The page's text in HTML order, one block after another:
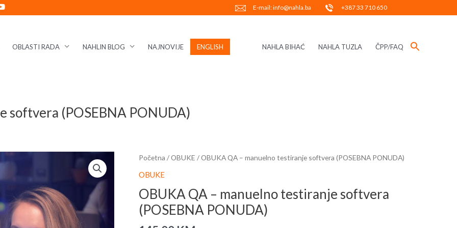
E-mail: info@nahla.ba +387 33 710 650
OBLASTI RADA NAHLIN BLOG NAJNOVIJE ENGLISH NAHLA BIHAĆ NAHLA TUZLA ČPP/FAQ
softvera (POSEBNA PONUDA)
Početna /OBUKE / OBUKA QA – manuelno testiranje softvera (POSEBNA PONUDA)
OBUKE
OBUKA QA – manuelno testiranje softvera
(POSEBNA PONUDA)
OBUKA
manuelno
testiranje
softvera